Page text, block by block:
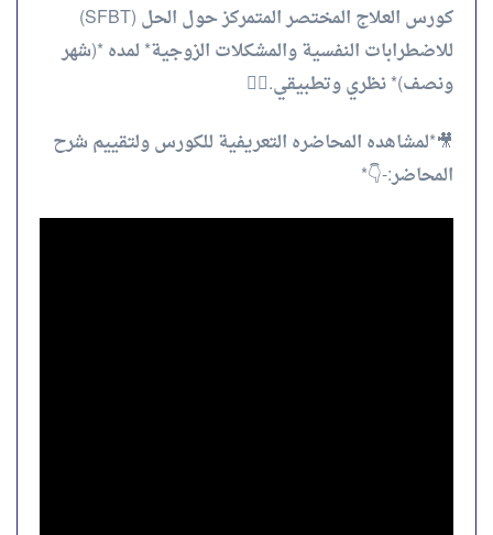
كورس العلاج المختصر المتمركز حول الحل (SFBT)
للاضطرابات النفسية والمشكلات الزوجية* لمده *(شهر
ونصف)* نظري وتطبيقي.✌🏻
🎥*لمشاهده المحاضره التعريفية للكورس ولتقييم شرح
المحاضر:-👇*